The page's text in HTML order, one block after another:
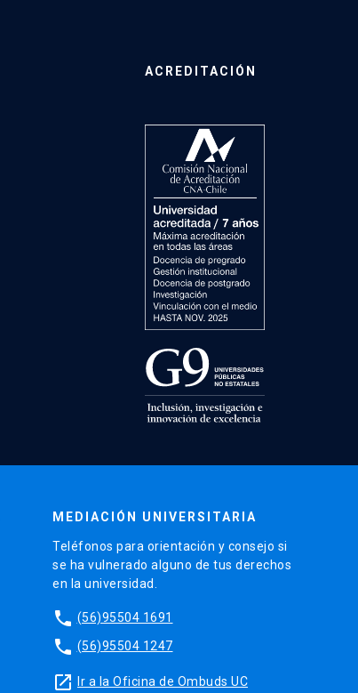
ACREDITACIÓN
MEDIACIÓN UNIVERSITARIA
Teléfonos para orientación y consejo si
se ha vulnerado alguno de tus derechos
en la universidad.
phone (56)95504 1691
phone (56)95504 1247
launch Ir a la Oficina de Ombuds UC